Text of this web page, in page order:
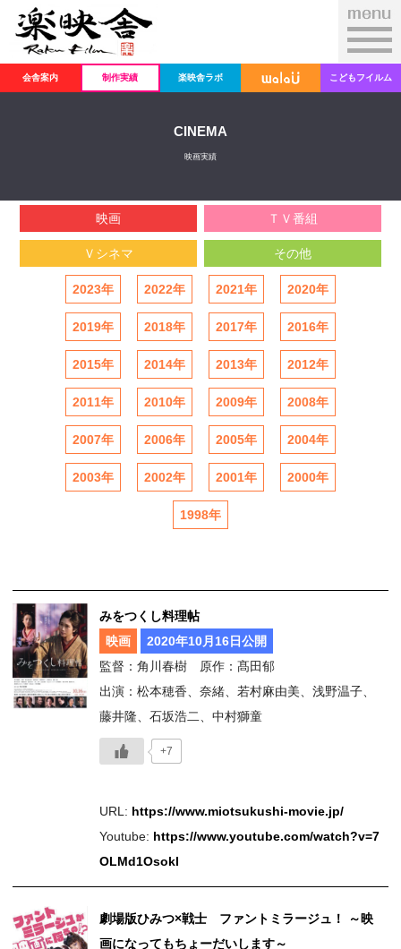
会舎案内 制作実績 楽映舎ラボ こどもフイルム
CINEMA
映画実績
映画 ＴＶ番組
Ｖシネマ その他
2023年 2022年 2021年 2020年
2019年 2018年 2017年 2016年
2015年 2014年 2013年 2012年
2011年 2010年 2009年 2008年
2007年 2006年 2005年 2004年
2003年 2002年 2001年 2000年
1998年
みをつくし料理帖
映画
2020年10月16日公開
監督：角川春樹 原作：髙田郁
出演：松本穂香、奈緒、若村麻由美、浅野温子、
藤井隆、石坂浩二、中村獅童
+7
URL: https://www.miotsukushi-movie.jp/
Youtube: https://www.youtube.com/watch?v=7
OLMd1OsokI
劇場版ひみつ×戦士 ファントミラージュ！ ～映
画になってもちょーだいします～